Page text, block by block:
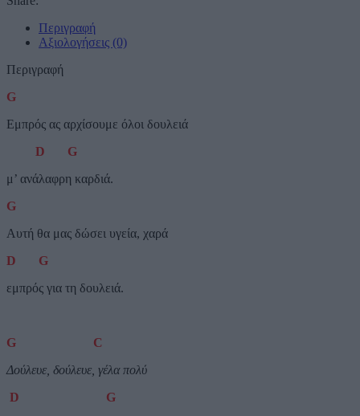
Περιγραφή
Αξιολογήσεις (0)
Περιγραφή
G
Εμπρός ας αρχίσουμε όλοι δουλειά
D
G
μ’ ανάλαφρη καρδιά.
G
Αυτή θα μας δώσει υγεία, χαρά
D
G
εμπρός για τη δουλειά.
G
C
Δούλευε, δούλευε, γέλα πολύ
D
G